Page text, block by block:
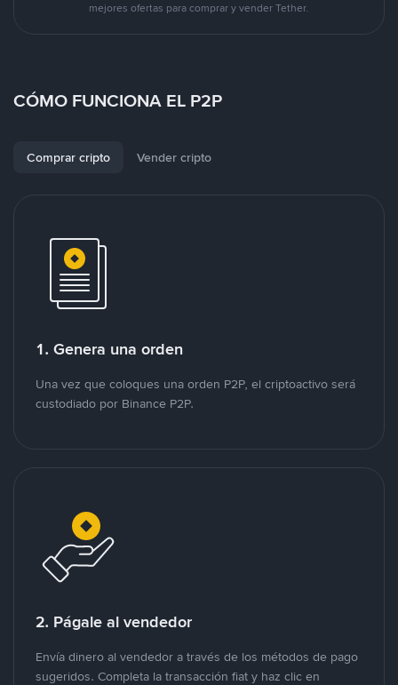
mejores ofertas para comprar y vender Tether.
CÓMO FUNCIONA EL P2P
Comprar cripto Vender cripto
1. Genera una orden
Una vez que coloques una orden P2P, el criptoactivo será
custodiado por Binance P2P.
2. Págale al vendedor
Envía dinero al vendedor a través de los métodos de pago
sugeridos. Completa la transacción fiat y haz clic en